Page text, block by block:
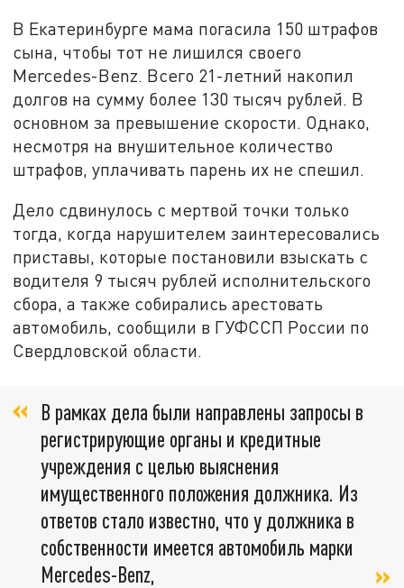
В Екатеринбурге мама погасила 150 штрафов
сына, чтобы тот не лишился своего
Mercedes-Benz. Всего 21-летний накопил
долгов на сумму более 130 тысяч рублей. В
основном за превышение скорости. Однако,
несмотря на внушительное количество
штрафов, уплачивать парень их не спешил.
Дело сдвинулось с мертвой точки только
тогда, когда нарушителем заинтересовались
приставы, которые постановили взыскать с
водителя 9 тысяч рублей исполнительского
сбора, а также собирались арестовать
автомобиль, сообщили в ГУФССП России по
Свердловской области.
В рамках дела были направлены запросы в
регистрирующие органы и кредитные
учреждения с целью выяснения
имущественного положения должника. Из
ответов стало известно, что у должника в
собственности имеется автомобиль марки
Mercedes-Benz,